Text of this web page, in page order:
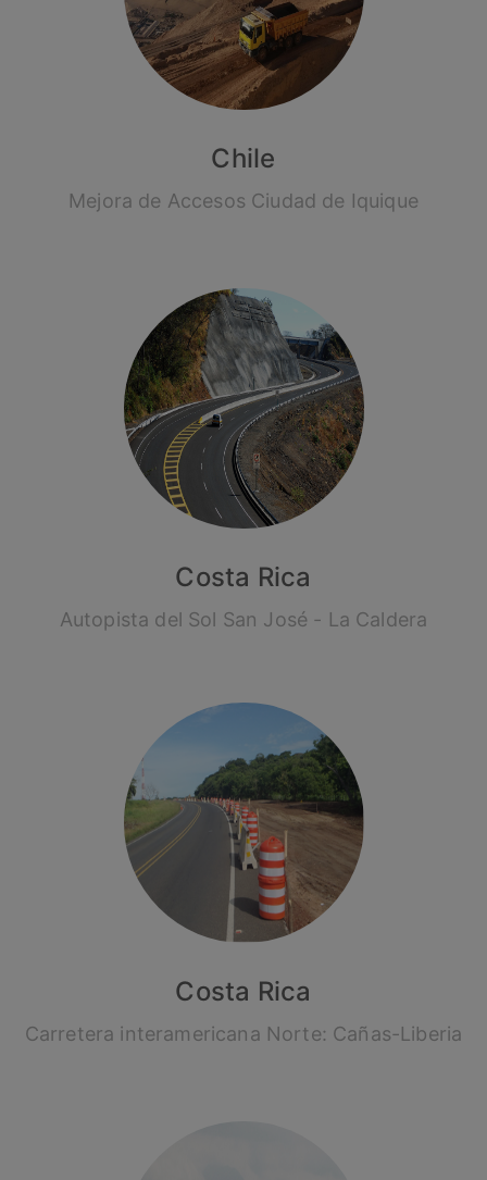
Chile
Mejora de Accesos Ciudad de Iquique
Costa Rica
Autopista del Sol San José - La Caldera
Costa Rica
Carretera interamericana Norte: Cañas-Liberia